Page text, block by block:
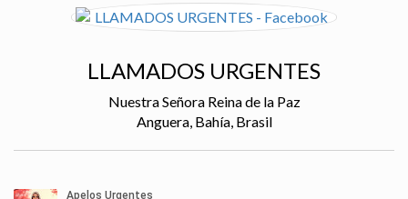
LLAMADOS URGENTES
Nuestra Señora Reina de la Paz
Anguera, Bahía, Brasil